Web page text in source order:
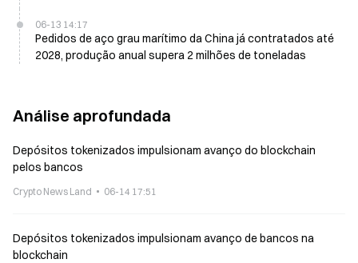
06-13 14:17
Pedidos de aço grau marítimo da China já contratados até
2028, produção anual supera 2 milhões de toneladas
Análise aprofundada
Depósitos tokenizados impulsionam avanço do blockchain
pelos bancos
Crypto News Land 06-14 17:51
Depósitos tokenizados impulsionam avanço de bancos na
blockchain